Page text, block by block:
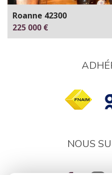
Roanne 42300
225 000 €
NOUS